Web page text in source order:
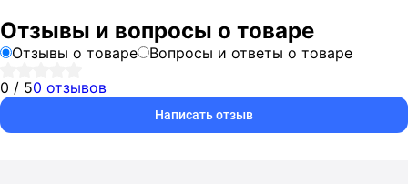
Отзывы и вопросы о товаре
Отзывы о товаре
Вопросы и ответы о товаре
0 / 50 отзывов
Написать отзыв